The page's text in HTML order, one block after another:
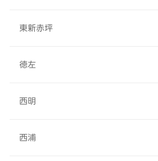
東新赤坪
徳左
西明
西浦